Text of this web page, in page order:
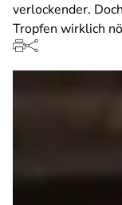
verlockender.
Tropfen wirklich